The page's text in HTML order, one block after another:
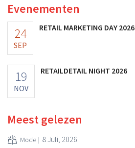
Evenementen
24
SEP
RETAIL MARKETING DAY 2026
19
NOV
RETAILDETAIL NIGHT 2026
Meest gelezen
Mode 8 Juli, 2026